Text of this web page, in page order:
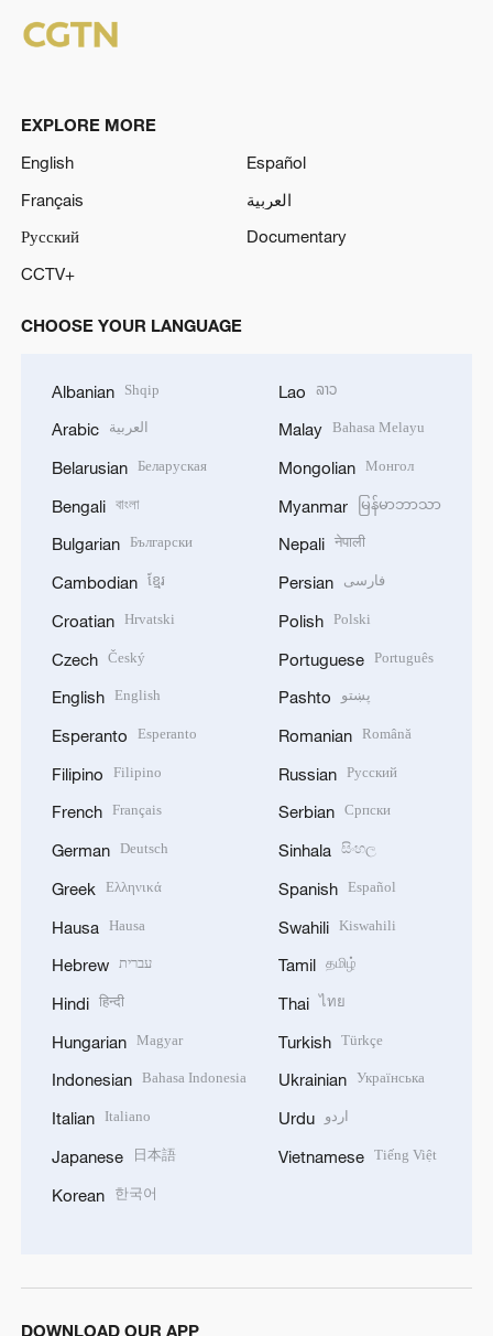
EXPLORE MORE
English
Español
Français
العربية
Русский
Documentary
CCTV+
CHOOSE YOUR LANGUAGE
Albanian Shqip
Arabic العربية
Belarusian Беларуская
Bengali বাংলা
Bulgarian Български
Cambodian ខ្មែរ
Croatian Hrvatski
Czech Český
English English
Esperanto Esperanto
Filipino Filipino
French Français
German Deutsch
Greek Ελληνικά
Hausa Hausa
Hebrew עברית
Hindi हिन्दी
Hungarian Magyar
Indonesian Bahasa Indonesia
Italian Italiano
Japanese 日本語
Korean 한국어
Lao ລາວ
Malay Bahasa Melayu
Mongolian Монгол
Myanmar မြန်မာဘာသာ
Nepali नेपाली
Persian فارسی
Polish Polski
Portuguese Português
Pashto پښتو
Romanian Română
Russian Русский
Serbian Српски
Sinhala සිංහල
Spanish Español
Swahili Kiswahili
Tamil தமிழ்
Thai ไทย
Turkish Türkçe
Ukrainian Українська
Urdu اردو
Vietnamese Tiếng Việt
DOWNLOAD OUR APP